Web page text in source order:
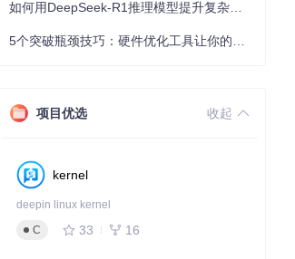
项目优选 收起
kernel
deepin linux kernel
C
33 16